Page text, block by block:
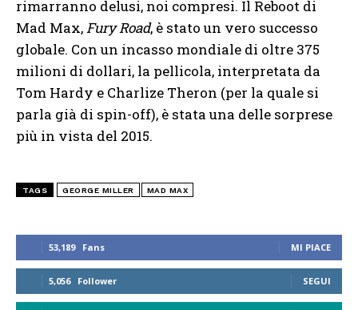
53,189 Fans MI PIACE
5,056 Follower SEGUI
rimarranno delusi, noi compresi. Il Reboot di
Mad Max,Fury Road, è stato un vero successo
globale. Con un incasso mondiale di oltre 375
milioni di dollari, la pellicola, interpretata da
Tom Hardy e Charlize Theron (per la quale si
parla già di spin-off), è stata una delle sorprese
più in vista del 2015.
TAGS GEORGE MILLER MAD MAX